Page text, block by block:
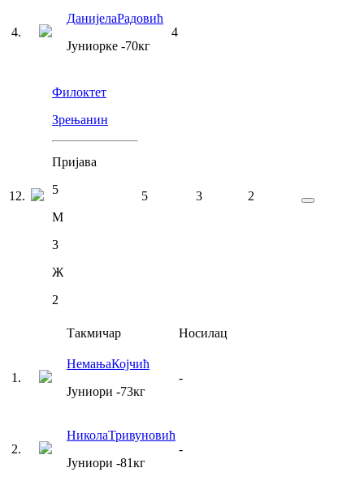
4.
ДанијелаРадовић
Јуниорке -70кг
4
12.
Филоктет
Зрењанин
Пријава
5
М
3
Ж
2
5 3 2
Такмичар Носилац
1 .
НемањаКојчић
Јуниори -73кг
-
2.
НиколаТривуновић
Јуниори -81кг
-